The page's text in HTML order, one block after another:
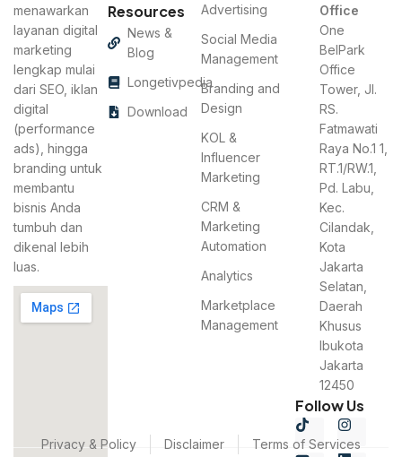
menawarkan
layanan digital
marketing
lengkap mulai
dari SEO, iklan
digital
(performance
ads), hingga
branding untuk
membantu
bisnis Anda
tumbuh dan
dikenal lebih
luas.
Resources
News &
Blog
Longetivpedia
Download
Advertising
Social Media
Management
Branding and
Design
KOL &
Influencer
Marketing
CRM &
Marketing
Automation
Analytics
Marketplace
Management
Office
One
BelPark
Office
Tower, Jl.
RS.
Fatmawati
Raya No.1 1,
RT.1/RW.1,
Pd. Labu,
Kec.
Cilandak,
Kota
Jakarta
Selatan,
Daerah
Khusus
Ibukota
Jakarta
12450
Follow Us
Privacy & Policy Disclaimer Terms of Services